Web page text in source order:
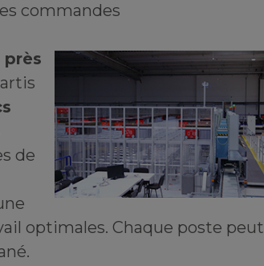
commandes
de
optimales. Chaque poste peut